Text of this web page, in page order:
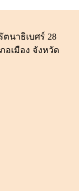
นาธิเบศร์ 28
อเมือง จังหวัด